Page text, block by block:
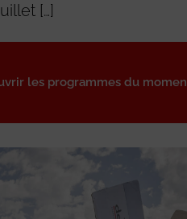
[…]
les programmes du